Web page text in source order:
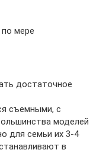
мере
достаточное
съемными, с
моделей
для семьи их 3-4
в